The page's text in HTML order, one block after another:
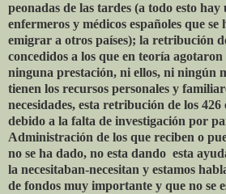
peonadas de las tardes (a todo esto
enfermeros y médicos españoles que se
emigrar a otros países); la retribución
concedidos a los que en teoría
ninguna prestación, ni ellos, ni ningún
tienen los recursos personales y
necesidades, esta retribución de los 426
debido a la falta de investigación por
Administración de los que reciben o
no se ha dado, no esta dando ­ esta
la necesitaban-necesitan y estamos
de fondos muy importante y que no se